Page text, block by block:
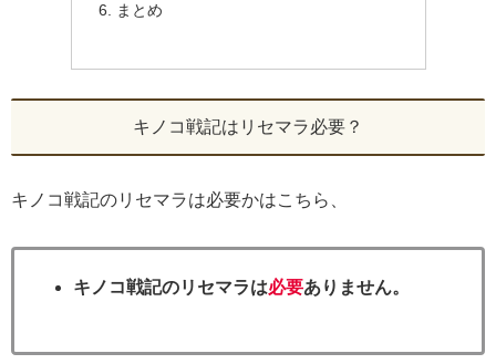
まとめ
キノコ戦記はリセマラ必要？
キノコ戦記のリセマラは必要かはこちら、
キノコ戦記のリセマラは必要ありません。